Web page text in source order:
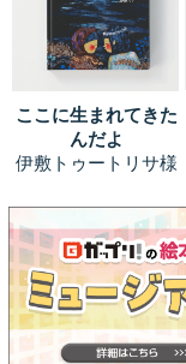
ここに生まれてきた
んだよ
伊敷トゥートリサ様